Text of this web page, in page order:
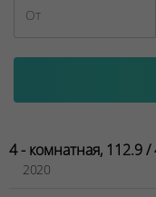
4 - комнатная, 112.9 /
2020